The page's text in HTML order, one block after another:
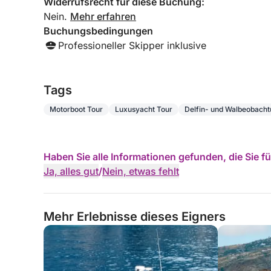
Vier Stunden sind die perfekte Balance: genug
und Genießen der Meereswelt Madeiras, aber
einen besonderen Anlass feiern oder sich ein
private Kreuzfahrt auf der Gringo ist die
Jede Kreuzfahrt wird sorgfältig entsprechend
jederzeit ein sicheres, reibungsloses und
Nein. Mehr erfahren
Buchungsbedingungen
Professioneller Skipper inklusive
Tags
Motorboot Tour Luxusyacht Tour Delfin- und
Haben Sie alle Informationen gefunden, die Sie
Ja, alles gut/Nein, etwas fehlt
Mehr Erlebnisse dieses Eigners